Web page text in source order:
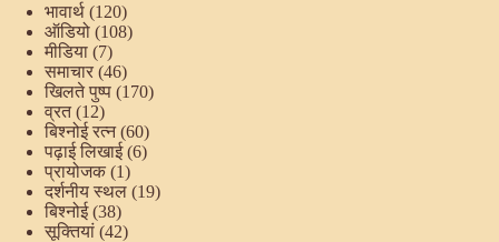
भावार्थ (120)
ऑडियो (108)
मीडिया (7)
समाचार (46)
खिलते पुष्प (170)
व्रत(12)
बिश्नोई रत्न(60)
पढ़ाई लिखाई(6)
प्रायोजक (1)
दर्शनीय स्थल (19)
बिश्नोई(38)
सूक्तियां (42)